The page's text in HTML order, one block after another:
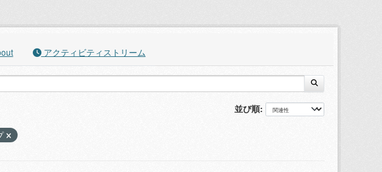
アクティビティストリーム
並び順